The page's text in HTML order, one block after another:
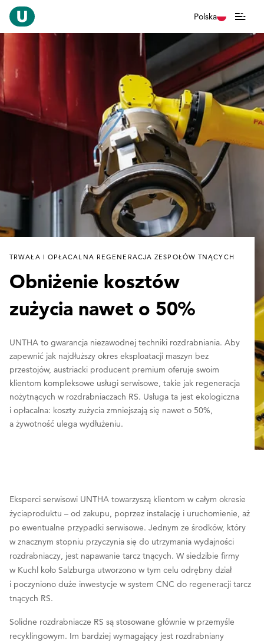
Polska
TRWAŁA I OPŁACALNA REGENERACJA ZESPOŁÓW TNĄCYCH
Obniżenie kosztów
zużycia nawet o 50%
UNTHA to gwarancja niezawodnej techniki rozdrabniania. Aby
zapewnić jak najdłuższy okres eksploatacji maszyn bez
przestojów, austriacki producent premium oferuje swoim
klientom kompleksowe usługi serwisowe, takie jak regeneracja
nożytnących w rozdrabniaczach RS. Usługa ta jest ekologiczna
i opłacalna: koszty zużycia zmniejszają się nawet o 50%,
a żywotność ulega wydłużeniu.
Eksperci serwisowi UNTHA towarzyszą klientom w całym okresie
życiaproduktu – od zakupu, poprzez instalację i uruchomienie, aż
po ewentualne przypadki serwisowe. Jednym ze środków, który
w znacznym stopniu przyczynia się do utrzymania wydajności
rozdrabniaczy, jest napawanie tarcz tnących. W siedzibie firmy
w Kuchl koło Salzburga utworzono w tym celu odrębny dział
i poczyniono duże inwestycje w system CNC do regeneracji tarcz
tnących RS.
Solidne rozdrabniacze RS są stosowane głównie w przemyśle
recyklingowym. Im bardziej wymagający jest rozdrabniany